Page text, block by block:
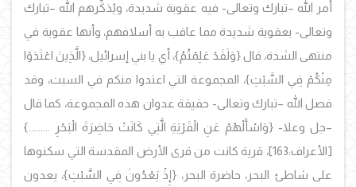
أمر الله –تبارك وتعالى- فيه عقوبة شديدة، ويُذكِّرهم الله –تبارك
وتعالى- بعقوبة شديدة مما عاقب به أسلافهم، وأنها عقوبة في
منتهى الشدة، قال {وَلَقَدْ عَلِمْتُمُ}، أي يا بني إسرائيل، {الَّذِينَ اعْتَدَوْا
مِنْكُمْ فِي السَّبْتِ}، المجموعة التي اعتدوا منكم في السبت، وقد
فصل الله –تبارك وتعالى- حقيقة عدوان هذه المجموعة، كما قال
–جل وعلا- {وَاسْأَلْهُمْ عَنِ الْقَرْيَةِ الَّتِي كَانَتْ حَاضِرَةَ الْبَحْرِ .........}
[الأعراف:163]، قرية كانت من قرى الأرض المقدسة التي سكنوها
على شاطئ البحر، حاضرة البحر، {إِذْ يَعْدُونَ فِي السَّبْتِ}، يعدون